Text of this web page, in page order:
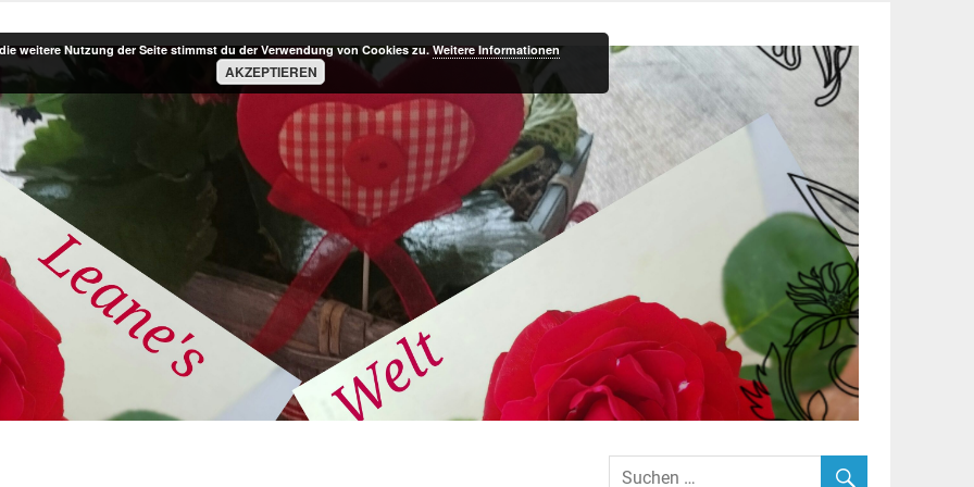
weitere Nutzung der Seite stimmst du der Verwendung von Cookies zu.Weitere Informationen
AKZEPTIEREN